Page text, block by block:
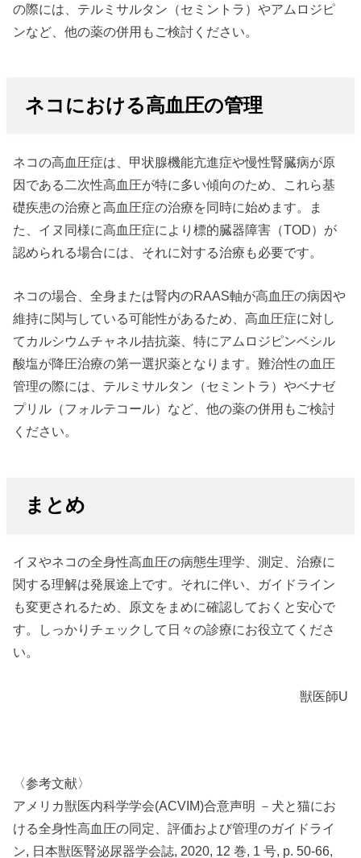
の際には、テルミサルタン（セミントラ）やアムロジピ
ンなど、他の薬の併用もご検討ください。
ネコにおける高血圧の管理
ネコの高血圧症は、甲状腺機能亢進症や慢性腎臓病が原
因である二次性高血圧が特に多い傾向のため、これら基
礎疾患の治療と高血圧症の治療を同時に始めます。ま
た、イヌ同様に高血圧症により標的臓器障害（TOD）が
認められる場合には、それに対する治療も必要です。
ネコの場合、全身または腎内のRAAS軸が高血圧の病因や
維持に関与している可能性があるため、高血圧症に対し
てカルシウムチャネル拮抗薬、特にアムロジピンベシル
酸塩が降圧治療の第一選択薬となります。難治性の血圧
管理の際には、テルミサルタン（セミントラ）やベナゼ
プリル（フォルテコール）など、他の薬の併用もご検討
ください。
まとめ
イヌやネコの全身性高血圧の病態生理学、測定、治療に
関する理解は発展途上です。それに伴い、ガイドライン
も変更されるため、原文をまめに確認しておくと安心で
す。しっかりチェックして日々の診療にお役立てくださ
い。
獣医師U
〈参考文献〉
アメリカ獣医内科学学会(ACVIM)合意声明 －犬と猫にお
ける全身性高血圧の同定、評価および管理のガイドライ
ン, 日本獣医腎泌尿器学会誌, 2020, 12 巻, 1 号, p. 50-66,